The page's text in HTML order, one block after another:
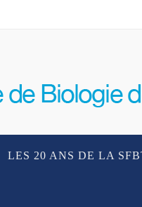
LES 20 ANS DE LA